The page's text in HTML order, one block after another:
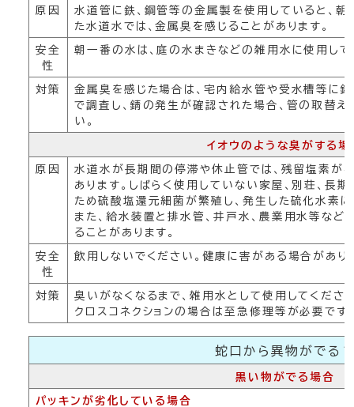
原因
水道管に鉄、鋼管等の金属製を使用していると、朝
た水道水では、金属臭を感じることがあります。
安全
性
朝一番の水は、庭の水まきなどの雑用水に使用して
対策
金属臭を感じた場合は、宅内給水管や受水槽等に
で調査し、錆の発生が確認された場合、管の取替
い。
イオウのような臭がする場
原因
水道水が長期間の停滞や休止管では、残留塩素が
あります。しばらく使用していない家屋、別荘、長
ため硫酸塩還元細菌が繁殖し、発生した硫化水素に
また、給水装置と排水管、井戸水、農業用水等など
ることがあります。
安全
性
飲用しないでください。健康に害がある場合があり
対策
臭いがなくなるまで、雑用水として使用してくださ
クロスコネクションの場合は至急修理等が必要です
蛇口から異物がでる
黒い物がでる場合
パッキンが劣化している場合